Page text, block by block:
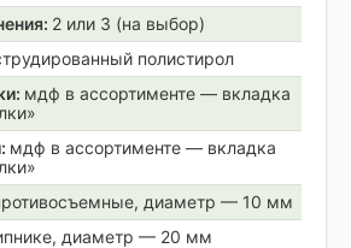
2 или 3 (на выбор)
полистирол
мдф в ассортименте — вкладка
мдф в ассортименте — вкладка
диаметр — 10 мм
диаметр — 20 мм